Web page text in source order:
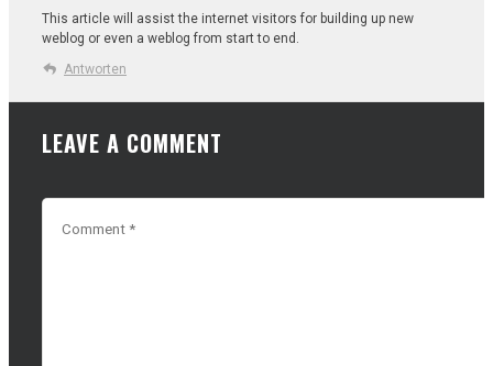
This article will assist the internet visitors for building up new
weblog or even a weblog from start to end.
Antworten
LEAVE A COMMENT